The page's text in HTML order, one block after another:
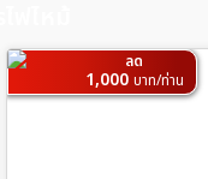
ลด
1,000 บาท/ท่าน